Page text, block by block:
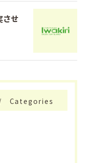
させ
Categories